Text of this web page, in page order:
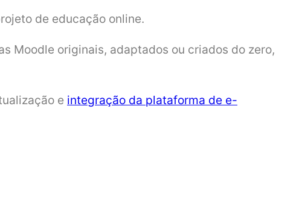
de educação online.
Moodle originais, adaptados ou criados do zero,
e integração da plataforma de e-